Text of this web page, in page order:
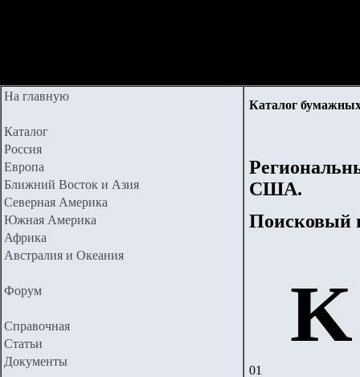
На главную
Каталог
Россия
Европа
Ближний Восток и Азия
Северная Америка
Южная Америка
Африка
Австралия и Океания
Форум
Справочная
Статьи
Документы
Каталог
США.
Поисковый
K
01